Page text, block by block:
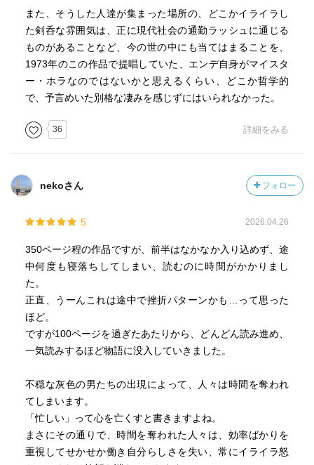
また、そうした人達が集まった場所の、どこかイライラし
た剣呑な雰囲気は、正に現代社会の通勤ラッシュに通じる
ものがあることなど、今の世の中にも当てはまることを、
1973年のこの作品で提唱していた、エンデ自身がマイスタ
ー・ホラなのではないかと思えるくらい、どこか哲学的
で、予言めいた別格な凄みを感じずにはいられなかった。
36 詳細をみる
nekoさん フォロー
5 2026.04.26
350ページ程の作品ですが、前半はなかなか入り込めず、途
中何度も寝落ちしてしまい、読むのに時間がかかりまし
た。
正直、うーんこれは途中で挫折パターンかも…って思った
ほど。
ですが100ページを過ぎたあたりから、どんどん読み進め、
一気読みするほど物語に没入していきました。
不穏な灰色の男たちの出現によって、人々は時間を奪われ
てしまいます。
「忙しい」って心を亡くすと書きますよね。
まさにその通りで、時間を奪われた人々は、効率ばかりを
重視してせかせか働き自分らしさを失い、常にイライラ怒